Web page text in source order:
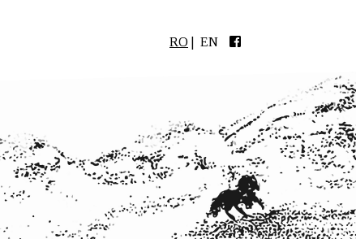
RO EN